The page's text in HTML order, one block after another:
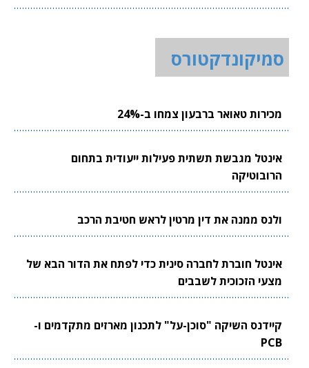
סמיקונדקטורס
מכירות טאואר ברבעון צמחו ב-24%
אינטל מגבשת תשתית פעילות ייעודית בתחום
הרובוטיקה
ולנס ממנה את דין מרטין לראש חטיבת הרכב
אינטל חוברת לחברה סינית כדי לפתח את הדור הבא של
מצעי הזכוכית לשבבים
קיידנס השיקה "סוכן-על" לתכנון מארזים מתקדמים ו-
PCB